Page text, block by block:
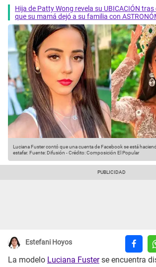
Hija de Patty Wong revela su UBICACIÓN
que su mamá dejó a su familia con
Luciana Fuster contó que una cuenta de Facebook se está
estafar. Fuente: Difusión -Crédito: Composición El Popular
Estefani Hoyos
La modelo Luciana Fusterse encuentra